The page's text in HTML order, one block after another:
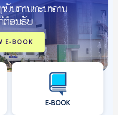
ນການທະນາຄານ
ຕ້ອນຮັບ
E-BOOK
E-BOOK